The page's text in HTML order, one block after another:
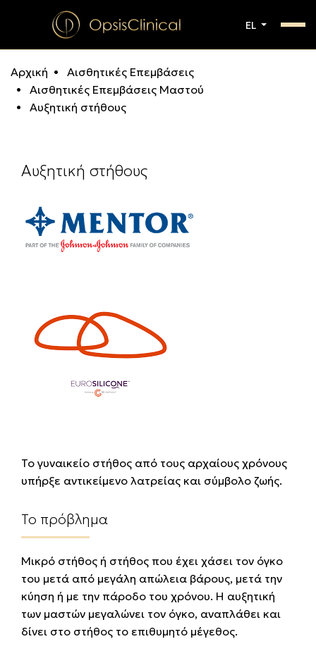
EL
Αρχική
Αισθητικές Επεμβάσεις
Αισθητικές Επεμβάσεις Mαστoύ
Αυξητική στήθους
Αυξητική στήθους
Το γυναικείο στήθος από τους αρχαίους χρόνους
υπήρξε αντικείμενο λατρείας και σύμβολο ζωής.
Το πρόβλημα
Μικρό στήθος ή στήθος που έχει χάσει τον όγκο
του μετά από μεγάλη απώλεια βάρους, μετά την
κύηση ή με την πάροδο του χρόνου. Η αυξητική
των μαστών μεγαλώνει τον όγκο, αναπλάθει και
δίνει στο στήθος το επιθυμητό μέγεθος.